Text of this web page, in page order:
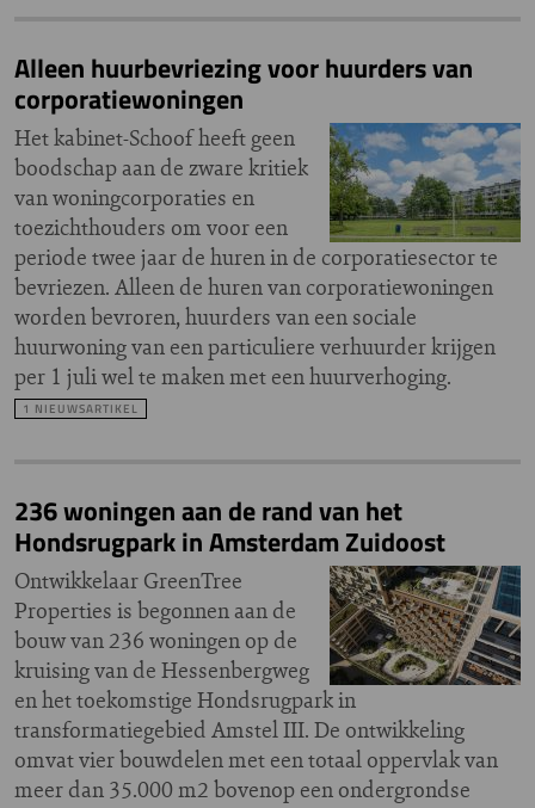
Alleen huurbevriezing voor huurders van
corporatiewoningen
Het kabinet-Schoof heeft geen
boodschap aan de zware kritiek
van woningcorporaties en
toezichthouders om voor een
periode twee jaar de huren in de corporatiesector te
bevriezen. Alleen de huren van corporatiewoningen
worden bevroren, huurders van een sociale
huurwoning van een particuliere verhuurder krijgen
per 1 juli wel te maken met een huurverhoging.
1 NIEUWSARTIKEL
236 woningen aan de rand van het
Hondsrugpark in Amsterdam Zuidoost
Ontwikkelaar GreenTree
Properties is begonnen aan de
bouw van 236 woningen op de
kruising van de Hessenbergweg
en het toekomstige Hondsrugpark in
transformatiegebied Amstel III. De ontwikkeling
omvat vier bouwdelen met een totaal oppervlak van
meer dan 35.000 m2 bovenop een ondergrondse